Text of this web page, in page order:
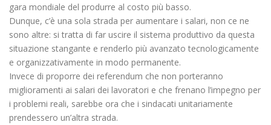
gara mondiale del produrre al costo più basso.
Dunque, c’è una sola strada per aumentare i salari, non ce ne
sono altre: si tratta di far uscire il sistema produttivo da questa
situazione stangante e renderlo più avanzato tecnologicamente
e organizzativamente in modo permanente.
Invece di proporre dei referendum che non porteranno
miglioramenti ai salari dei lavoratori e che frenano l’impegno per
i problemi reali, sarebbe ora che i sindacati unitariamente
prendessero un’altra strada.